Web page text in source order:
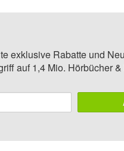
exklusive Rabatte und
auf 1,4 Mio. Hörbücher